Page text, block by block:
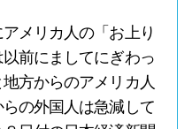
メリカ人の「お上り
前にましてにぎわっ
方からのアメリカ人
の外国人は急減して